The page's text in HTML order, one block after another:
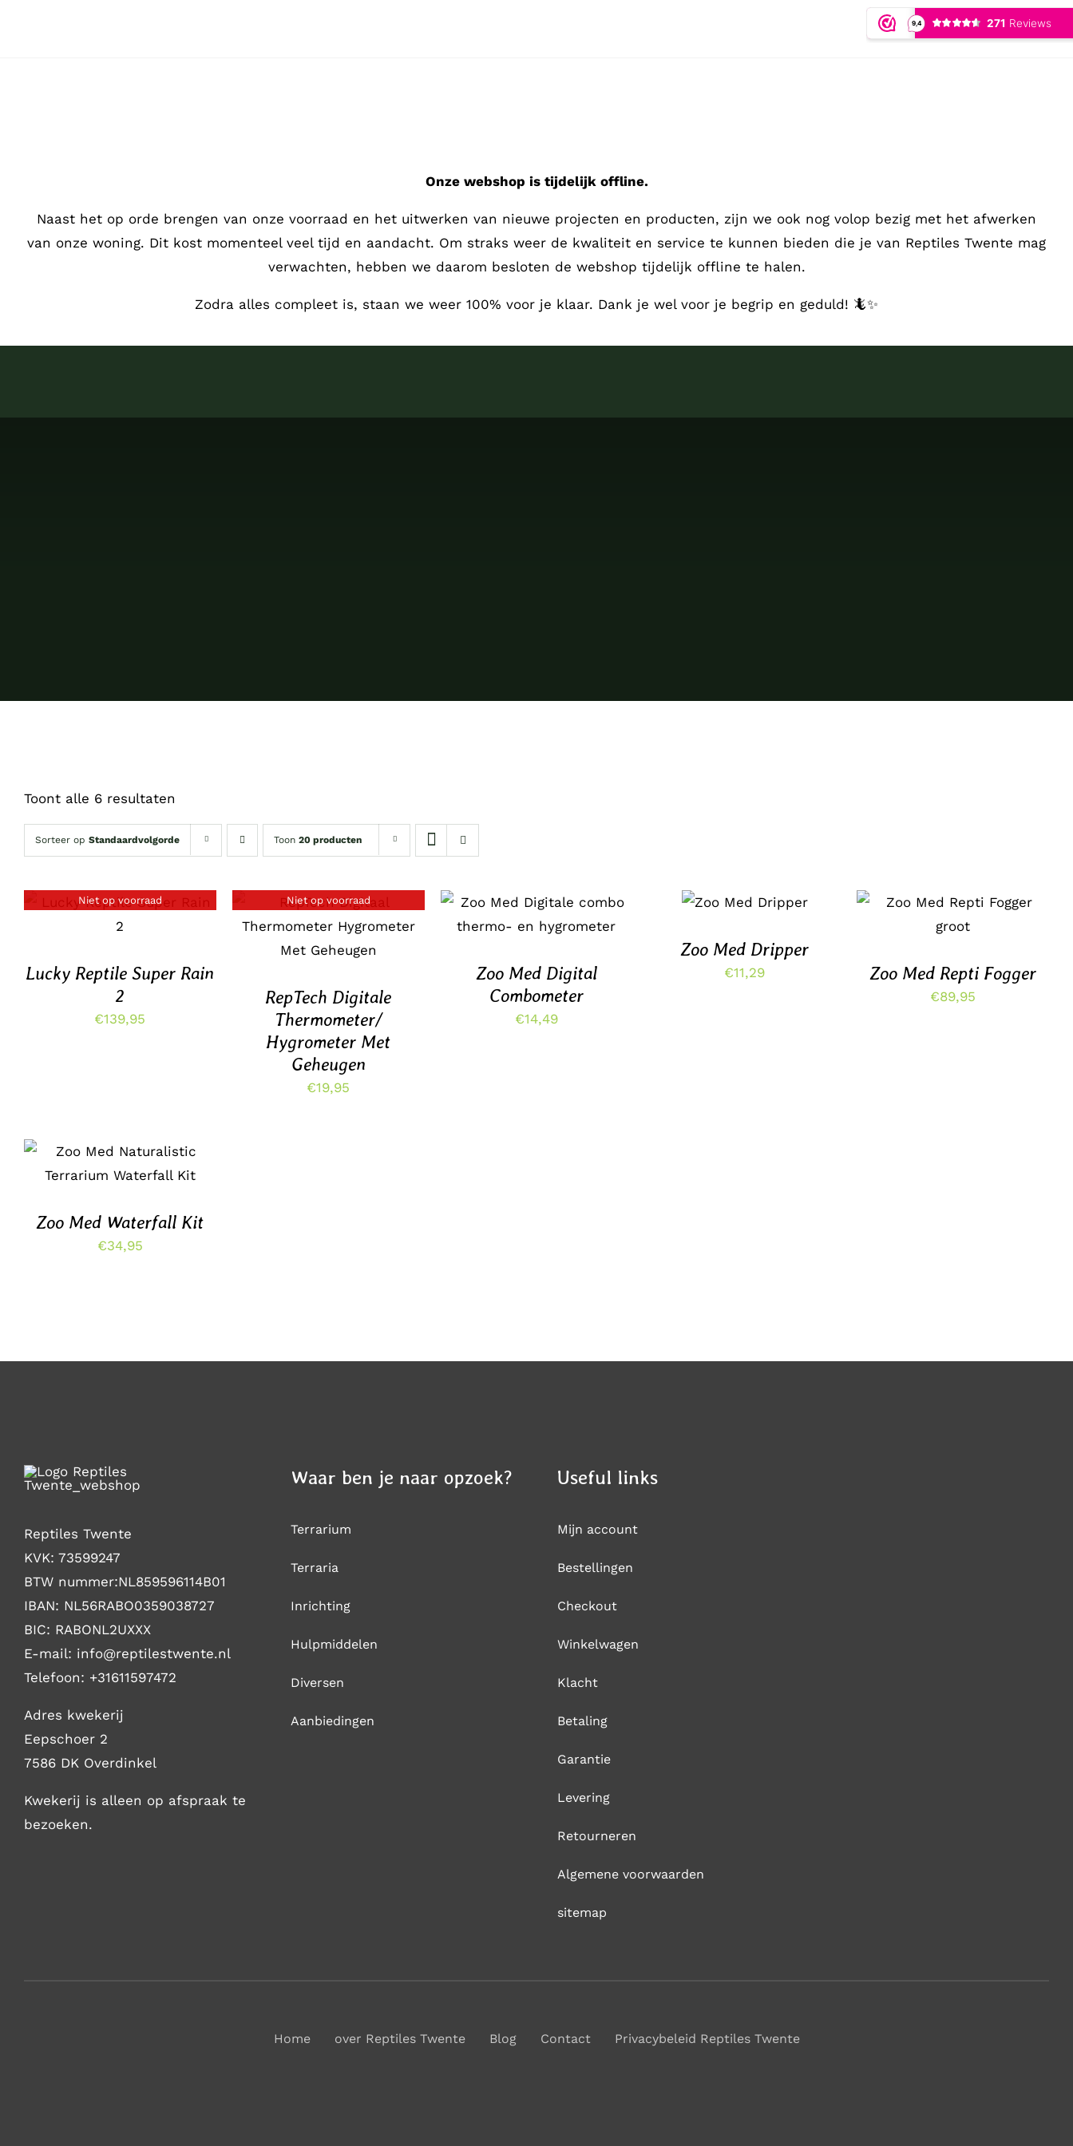
Onze webshop is tijdelijk offline.
Naast het op orde brengen van onze voorraad en het uitwerken van nieuwe projecten en producten, zijn we ook nog volop bezig met het afwerken
van onze woning. Dit kost momenteel veel tijd en aandacht. Om straks weer de kwaliteit en service te kunnen bieden die je van Reptiles Twente mag
verwachten, hebben we daarom besloten de webshop tijdelijk offline te halen.
Zodra alles compleet is, staan we weer 100% voor je klaar. Dank je wel voor je begrip en geduld! 🦎✨
Toont alle 6 resultaten
Sorteer op Standaardvolgorde Toon 20 producten
Niet op voorraad
Lucky Reptile Super Rain
2
€139,95
Niet op voorraad
DETAILS
RepTech Digitale
Thermometer/
Hygrometer Met
Geheugen
€19,95
TOEVOEGEN AAN
DETAILS
Zoo Med Digital
Combometer
€14,49
WINKELWAGEN
Zoo Med Dripper
€11,29
TOEVOEGEN AAN
DETAILS
Zoo Med Repti Fogger
€89,95
TOEVOEGEN AAN
DETAILS
Zoo Med Waterfall Kit
€34,95
Reptiles Twente
KVK: 73599247
BTW nummer:NL859596114B01
IBAN: NL56RABO0359038727
BIC: RABONL2UXXX
E-mail: info@reptilestwente.nl
Telefoon: +31611597472
Adres kwekerij
Eepschoer 2
7586 DK Overdinkel
Kwekerij is alleen op afspraak te
bezoeken.
Waar ben je naar opzoek?
Terrarium
Terraria
Inrichting
Hulpmiddelen
Diversen
Aanbiedingen
Useful links
Mijn account
Bestellingen
Checkout
Winkelwagen
Klacht
Betaling
Garantie
Levering
Retourneren
Algemene voorwaarden
sitemap
Home over Reptiles Twente Blog Contact Privacybeleid Reptiles Twente